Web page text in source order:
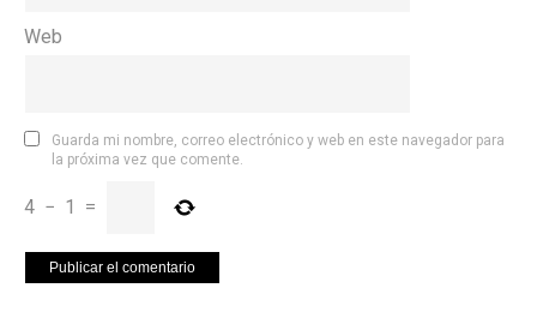
Web
Guarda mi nombre, correo electrónico y web en este navegador para
la próxima vez que comente.
4 − 1 =